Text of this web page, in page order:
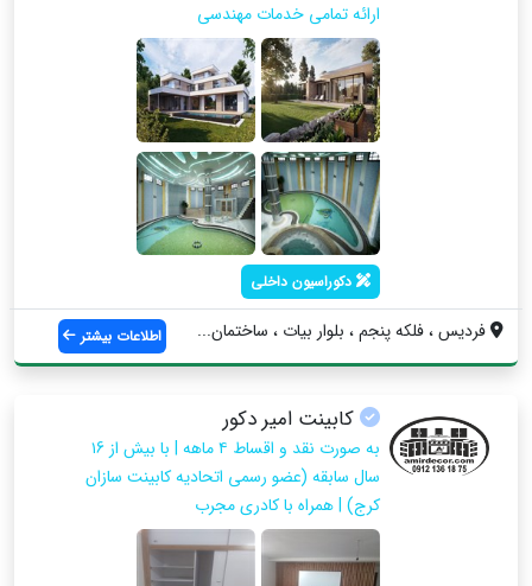
ارائه تمامی خدمات مهندسی
دکوراسیون داخلی
فردیس ، فلکه پنجم ، بلوار بیات ، ساختمان... اطلاعات بیشتر
کابینت امیر دکور
به صورت نقد و اقساط ۴ ماهه | با بیش از ۱6
سال سابقه (عضو رسمی اتحادیه کابینت سازان
کرج) | همراه با کادری مجرب